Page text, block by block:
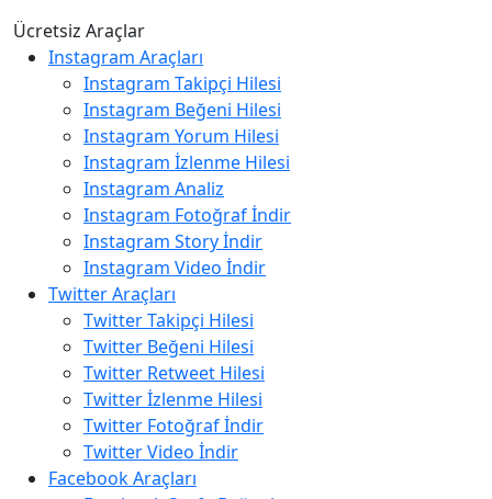
Ücretsiz Araçlar
Instagram Araçları
Instagram Takipçi Hilesi
Instagram Beğeni Hilesi
Instagram Yorum Hilesi
Instagram İzlenme Hilesi
Instagram Analiz
Instagram Fotoğraf İndir
Instagram Story İndir
Instagram Video İndir
Twitter Araçları
Twitter Takipçi Hilesi
Twitter Beğeni Hilesi
Twitter Retweet Hilesi
Twitter İzlenme Hilesi
Twitter Fotoğraf İndir
Twitter Video İndir
Facebook Araçları